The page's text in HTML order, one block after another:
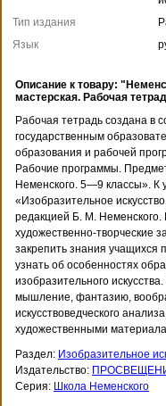
Тип издания
Язык
Описание к товару:
мастерская. Рабочая
Рабочая тетрадь создана в
государственным
образования и рабочей
Рабочие программы.
Неменского. 5—9 классы». К
«Изобразительное
редакцией Б. М. Неменского.
художественно-творческие
закрепить знания учащихся
узнать об особенностях
изобразительного
мышление, фантазию,
искусствоведческого
художественными
Раздел: Изобразительное
Издательство:
Серия: Школа Неменского